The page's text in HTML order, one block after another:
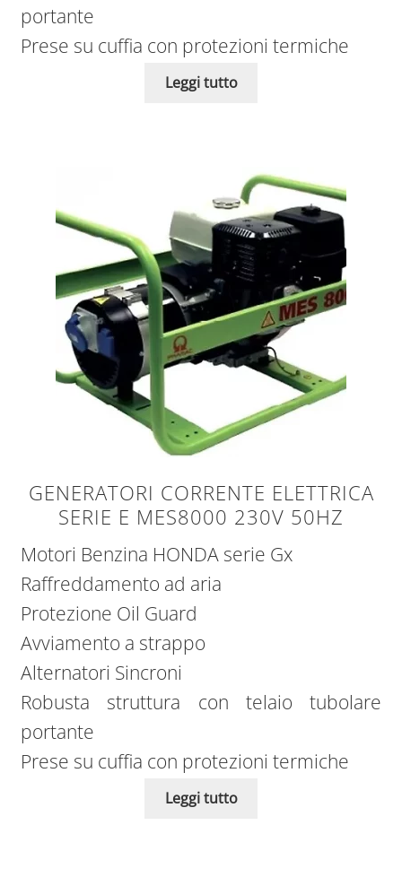
portante
Prese su cuffia con protezioni termiche
Leggi tutto
GENERATORI CORRENTE ELETTRICA
SERIE E MES8000 230V 50HZ
Motori Benzina HONDA serie Gx
Raffreddamento ad aria
Protezione Oil Guard
Avviamento a strappo
Alternatori Sincroni
Robusta struttura con telaio tubolare
portante
Prese su cuffia con protezioni termiche
Leggi tutto